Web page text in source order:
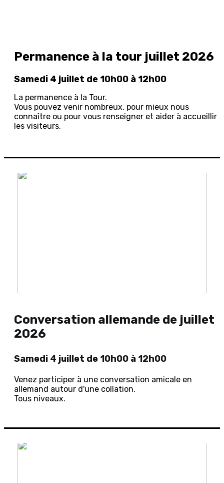
Permanence à la tour juillet 2026
Samedi 4 juillet de 10h00 à 12h00
La permanence à la Tour.
Vous pouvez venir nombreux, pour mieux nous
connaître ou pour vous renseigner et aider à accueillir
les visiteurs.
Conversation allemande de juillet
2026
Samedi 4 juillet de 10h00 à 12h00
Venez participer à une conversation amicale en
allemand autour d'une collation.
Tous niveaux.